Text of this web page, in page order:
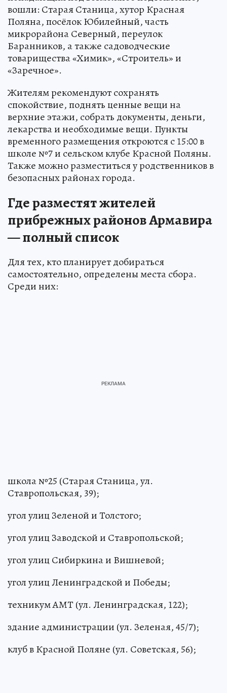
вошли: Старая Станица, хутор Красная
Поляна, посёлок Юбилейный, часть
микрорайона Северный, переулок
Баранников, а также садоводческие
товарищества «Химик», «Строитель» и
«Заречное».
Жителям рекомендуют сохранять
спокойствие, поднять ценные вещи на
верхние этажи, собрать документы, деньги,
лекарства и необходимые вещи. Пункты
временного размещения откроются с 15:00 в
школе №7 и сельском клубе Красной Поляны.
Также можно разместиться у родственников в
безопасных районах города.
Где разместят жителей
прибрежных районов Армавира
— полный список
Для тех, кто планирует добираться
самостоятельно, определены места сбора.
Среди них:
школа №25 (Старая Станица, ул.
Ставропольская, 39);
угол улиц Зеленой и Толстого;
угол улиц Заводской и Ставропольской;
угол улиц Сибиркина и Вишневой;
угол улиц Ленинградской и Победы;
техникум АМТ (ул. Ленинградская, 122);
здание администрации (ул. Зеленая, 45/7);
клуб в Красной Поляне (ул. Советская, 56);